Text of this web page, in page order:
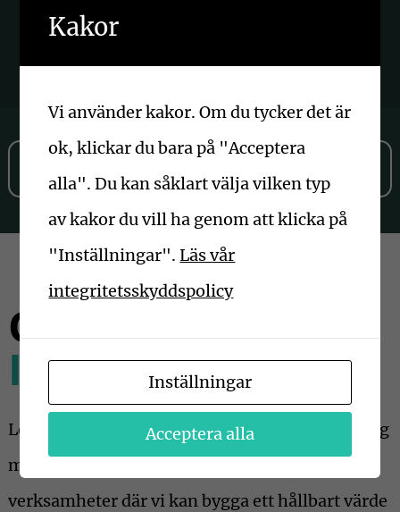
OmLöfberg
Invest
Löfberg Invest är ett familjeägt investmentbolag
med bas i Karlstad. Vi engagerar oss i
verksamheter där vi kan bygga ett hållbart värde
Kakor
Vi använder kakor. Om du tycker det är
ok, klickar du bara på "Acceptera
alla". Du kan såklart välja vilken typ
av kakor du vill ha genom att klicka på
"Inställningar".Läs vår
integritetsskyddspolicy
Inställningar
Acceptera alla